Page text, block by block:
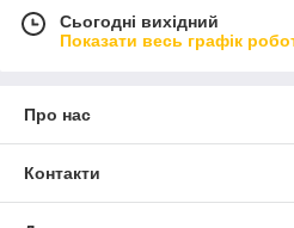
Сьогодні вихідний
Показати весь графік
Про нас
Контакти